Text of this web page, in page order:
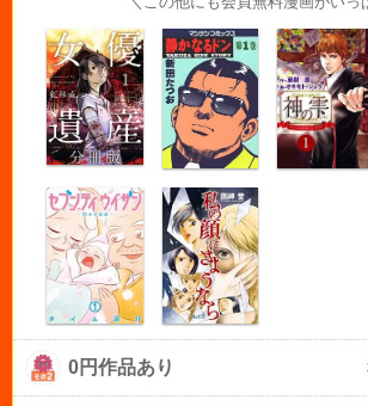
0円作品あり